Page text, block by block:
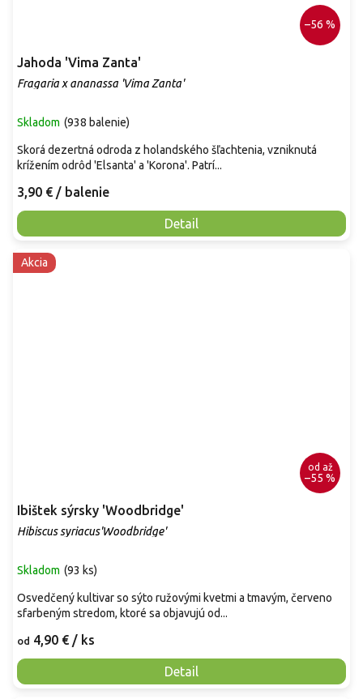
–56 %
Jahoda 'Vima Zanta'
Fragaria x ananassa 'Vima Zanta'
Skladom (938 balenie)
3,90 € / balenie
Detail
Skorá dezertná odroda z holandského šľachtenia, vzniknutá
krížením odrôd 'Elsanta' a 'Korona'. Patrí...
Akcia
od až
–55 %
Ibištek sýrsky 'Woodbridge'
Hibiscus syriacus'Woodbridge'
Skladom (93 ks)
od 4,90 € / ks
Detail
Osvedčený kultivar so sýto ružovými kvetmi a tmavým, červeno
sfarbeným stredom, ktoré sa objavujú od...